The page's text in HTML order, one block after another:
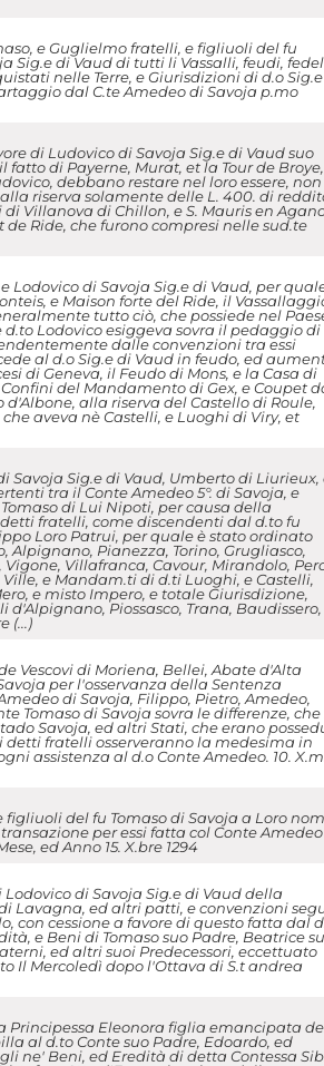
e Guglielmo fratelli, e figliuoli del fu
Sig.e di Vaud di tutti li Vassalli, feudi,
nelle Terre, e Giurisdizioni di d.o
dal C.te Amedeo di Savoja p.mo
di Ludovico di Savoja Sig.e di Vaud suo
di Payerne, Murat, et la Tour de
debbano restare nel loro essere, non
riserva solamente delle L. 400. di
Villanova di Chillon, e S. Mauris en
de Ride, che furono compresi nelle sud.te
Lodovico di Savoja Sig.e di Vaud, per
e Maison forte del Ride, il
tutto ciò, che possiede nel
Lodovico esiggeva sovra il pedaggio di
dalle convenzioni tra essi
al d.o Sig.e di Vaud in feudo, ed
di Geneva, il Feudo di Mons, e la Casa di
del Mandamento di Gex, e Coupet
alla riserva del Castello di Roule,
aveva nè Castelli, e Luoghi di Viry, et
Sig.e di Vaud, Umberto di Liurieux,
tra il Conte Amedeo 5°. di Savoja, e
di Lui Nipoti, per causa della
fratelli, come discendenti dal d.to fu
Loro Patrui, per quale è stato ordinato
Alpignano, Pianezza, Torino, Grugliasco,
Villafranca, Cavour, Mirandolo,
e Mandam.ti di d.ti Luoghi, e Castelli,
e misto Impero, e totale Giurisdizione,
Piossasco, Trana, Baudissero,
(...)
Vescovi di Moriena, Bellei, Abate d'Alta
per l'osservanza della Sentenza
di Savoja, Filippo, Pietro, Amedeo,
Tomaso di Savoja sovra le differenze, che
Savoja, ed altri Stati, che erano
detti fratelli osserveranno la medesima in
assistenza al d.o Conte Amedeo. 10.
del fu Tomaso di Savoja a Loro
per essi fatta col Conte
ed Anno 15. X.bre 1294
di Savoja Sig.e di Vaud della
Lavagna, ed altri patti, e convenzioni
con cessione a favore di questo fatta dal
e Beni di Tomaso suo Padre, Beatrice
ed altri suoi Predecessori, eccettuato
Il Mercoledì dopo l'Ottava di S.t andrea
Principessa Eleonora figlia emancipata
al d.to Conte suo Padre, Edoardo, ed
ne' Beni, ed Eredità di detta Contessa